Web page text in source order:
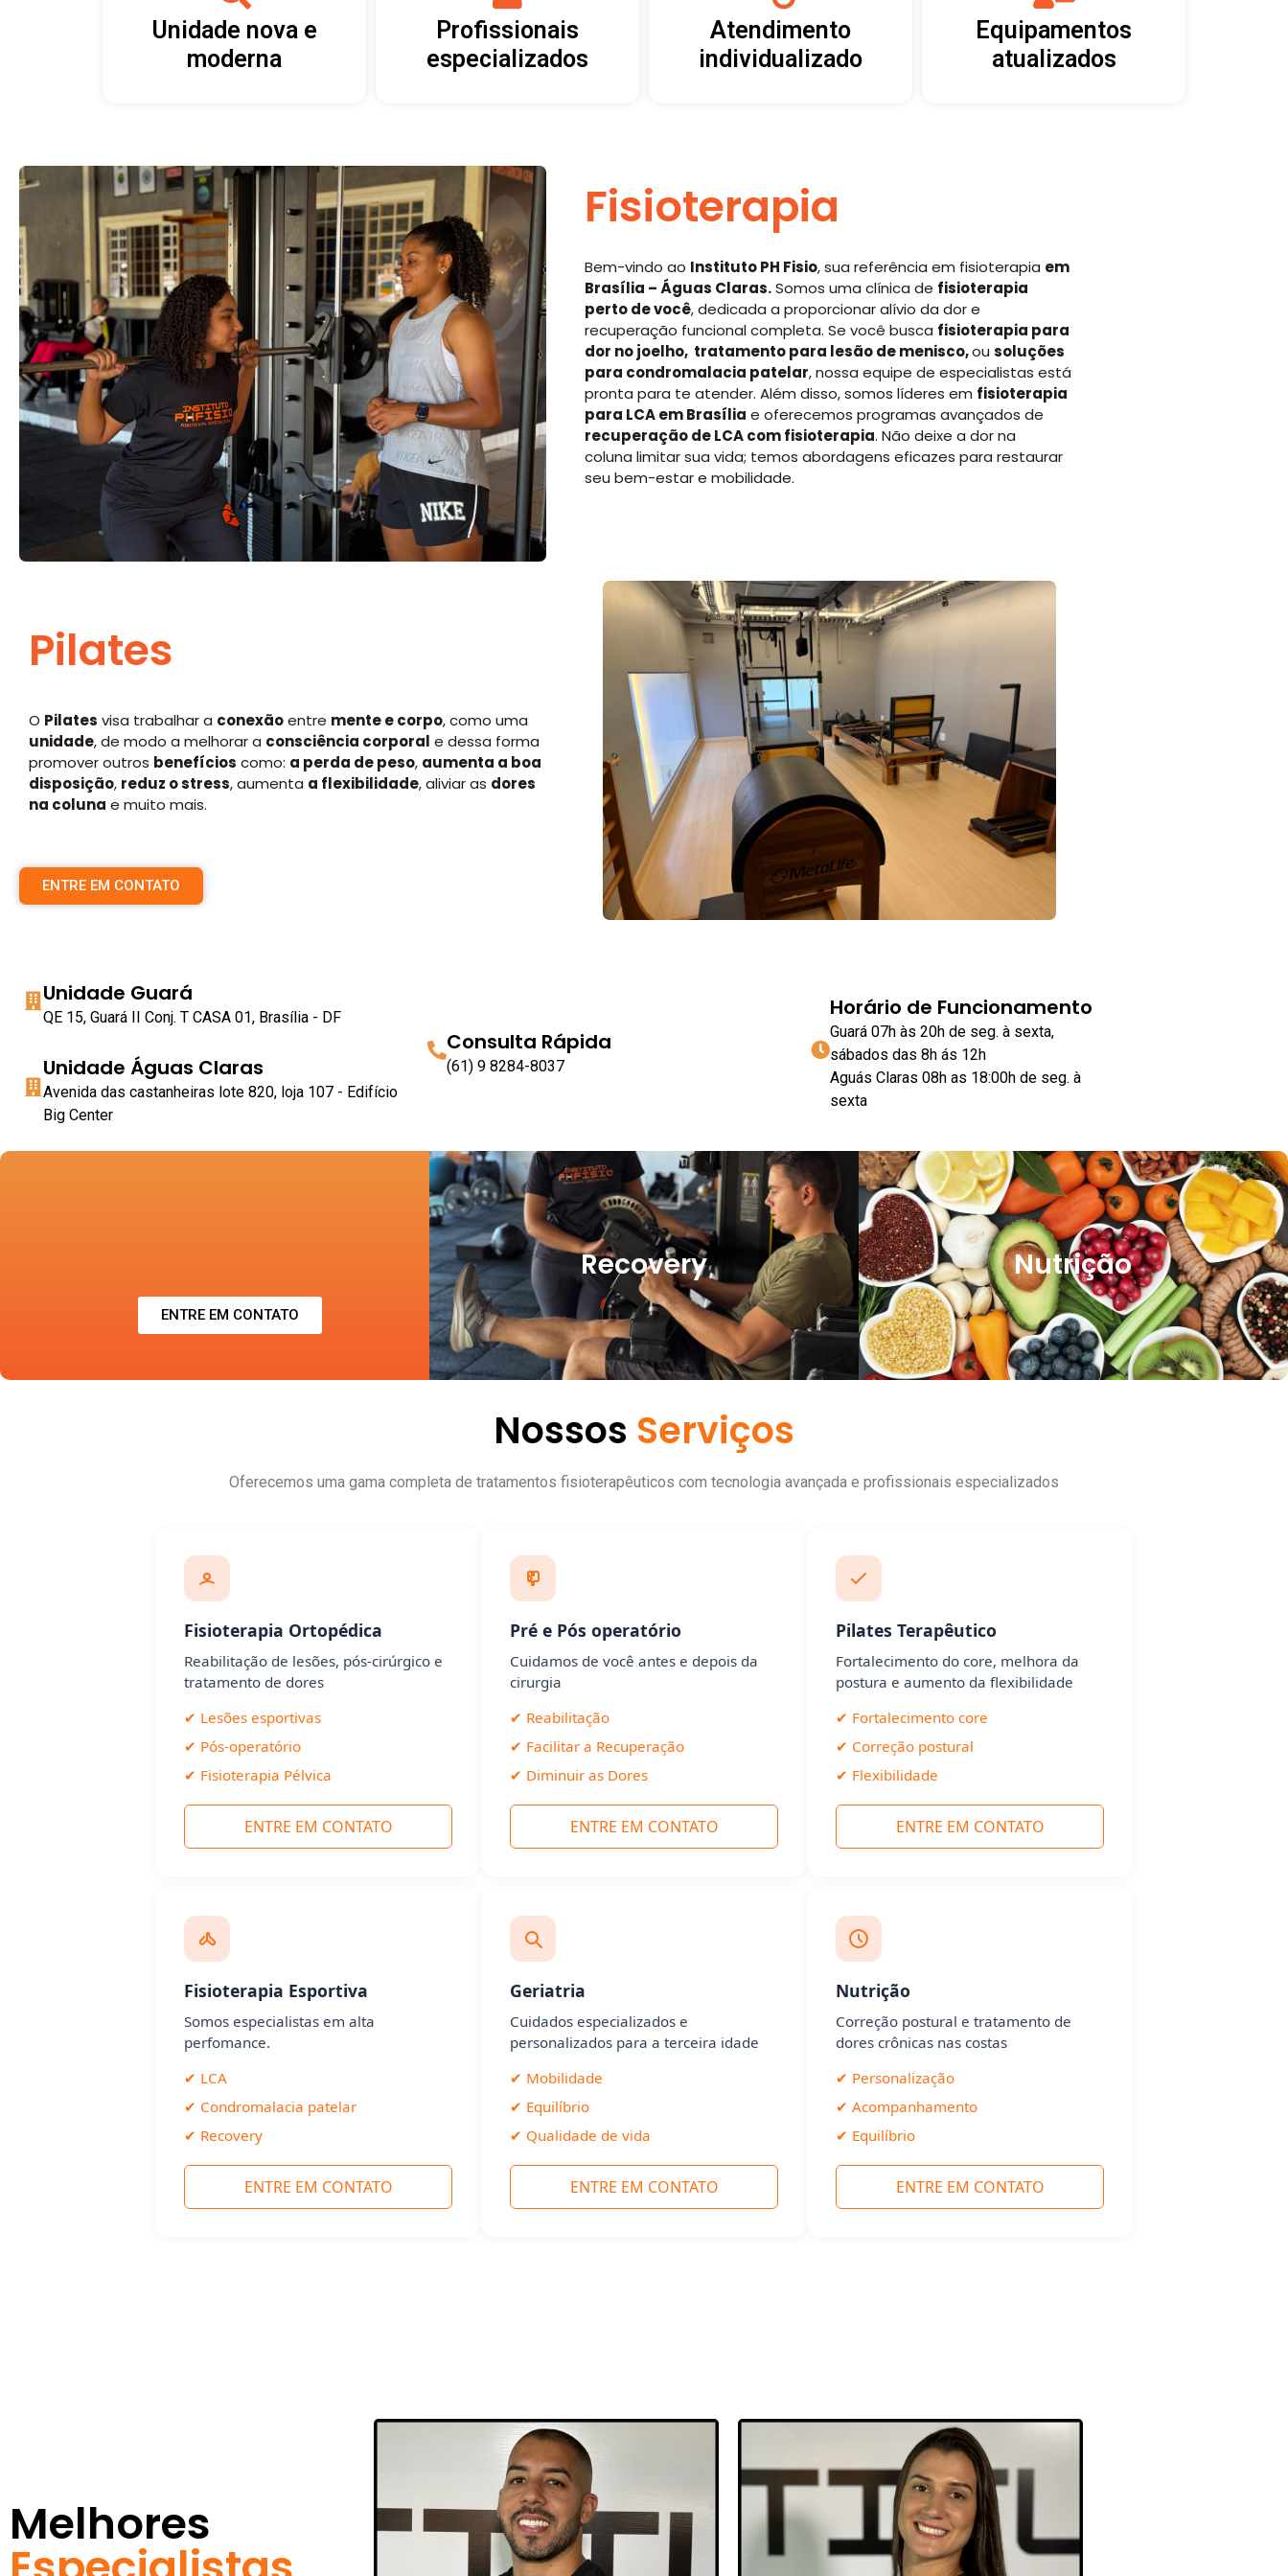
Unidade nova e
moderna
Profissionais
especializados
Atendimento
individualizado
Equipamentos
atualizados
Fisioterapia
Bem-vindo ao Instituto PH Fisio, sua referência em fisioterapia em
Brasília – Águas Claras.Somos uma clínica de fisioterapia
perto de você, dedicada a proporcionar alívio da dor e
recuperação funcional completa. Se você busca fisioterapia para
dor no joelho, tratamento para lesão de menisco,ou soluções
para condromalacia patelar, nossa equipe de especialistas está
pronta para te atender. Além disso, somos líderes em fisioterapia
para LCA em Brasília e oferecemos programas avançados de
recuperação de LCA com fisioterapia. Não deixe a dor na
coluna limitar sua vida; temos abordagens eficazes para restaurar
seu bem-estar e mobilidade.
Pilates
O Pilates visa trabalhar a conexãoentre mente e corpo, como uma
unidade, de modo a melhorar a consciência corporal e dessa forma
promover outros benefícios como: a perda de peso, aumenta a boa
disposição, reduz o stress, aumenta a flexibilidade, aliviar as dores
na coluna e muito mais.
ENTRE EM CONTATO
Unidade Guará
QE 15, Guará II Conj. T CASA 01, Brasília - DF
Unidade Águas Claras
Avenida das castanheiras lote 820, loja 107 - Edifício
Big Center
Consulta Rápida
(61) 9 8284-8037
Horário de Funcionamento
Guará 07h às 20h de seg. à sexta,
sábados das 8h ás 12h
Aguás Claras 08h as 18:00h de seg. à
sexta
ENTRE EM CONTATO
Recovery Nutrição
Nossos Serviços
Oferecemos uma gama completa de tratamentos fisioterapêuticos com tecnologia avançada e profissionais especializados
Fisioterapia Ortopédica
Reabilitação de lesões, pós-cirúrgico e
tratamento de dores
✔ Lesões esportivas
✔ Pós-operatório
✔ Fisioterapia Pélvica
ENTRE EM CONTATO
Pré e Pós operatório
Cuidamos de você antes e depois da
cirurgia
✔ Reabilitação
✔ Facilitar a Recuperação
✔ Diminuir as Dores
ENTRE EM CONTATO
Pilates Terapêutico
Fortalecimento do core, melhora da
postura e aumento da flexibilidade
✔ Fortalecimento core
✔ Correção postural
✔ Flexibilidade
ENTRE EM CONTATO
Fisioterapia Esportiva
Somos especialistas em alta
perfomance.
✔ LCA
✔ Condromalacia patelar
✔ Recovery
ENTRE EM CONTATO
Geriatria
Cuidados especializados e
personalizados para a terceira idade
✔ Mobilidade
✔ Equilíbrio
✔ Qualidade de vida
ENTRE EM CONTATO
Nutrição
Correção postural e tratamento de
dores crônicas nas costas
✔ Personalização
✔ Acompanhamento
✔ Equilíbrio
ENTRE EM CONTATO
Melhores